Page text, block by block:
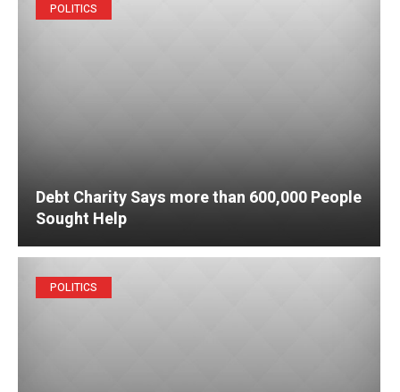
POLITICS
Debt Charity Says more than 600,000 People
Sought Help
POLITICS